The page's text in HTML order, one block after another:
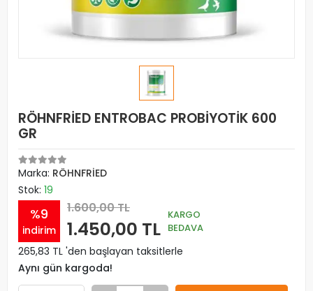
RÖHNFRİED ENTROBAC PROBİYOTİK 600
GR
Marka: RÖHNFRİED
Stok: 19
%9
indirim
1.600,00 TL
1.450,00 TL
KARGO
BEDAVA
265,83 TL 'den başlayan taksitlerle
Aynı gün kargoda!